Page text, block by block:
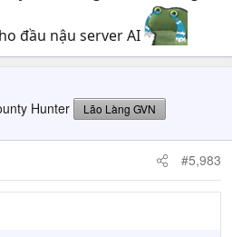
đầu nậu server AI
Hunter Lão Làng GVN
#5,983